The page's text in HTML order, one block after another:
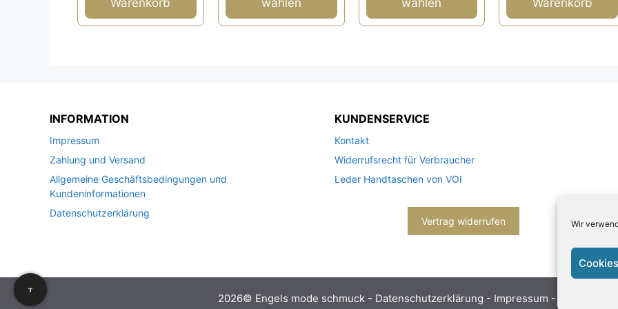
Wir
INFORMATION
Impressum
Zahlung und Versand
Allgemeine Geschäftsbedingungen und
Kundeninformationen
Datenschutzerklärung
KUNDENSERVICE
Kontakt
Widerrufsrecht für Verbraucher
Leder Handtaschen von VOI
Vertrag widerrufen
2026© Engels mode schmuck - Datenschutzerklärung - Impressum - Bitte